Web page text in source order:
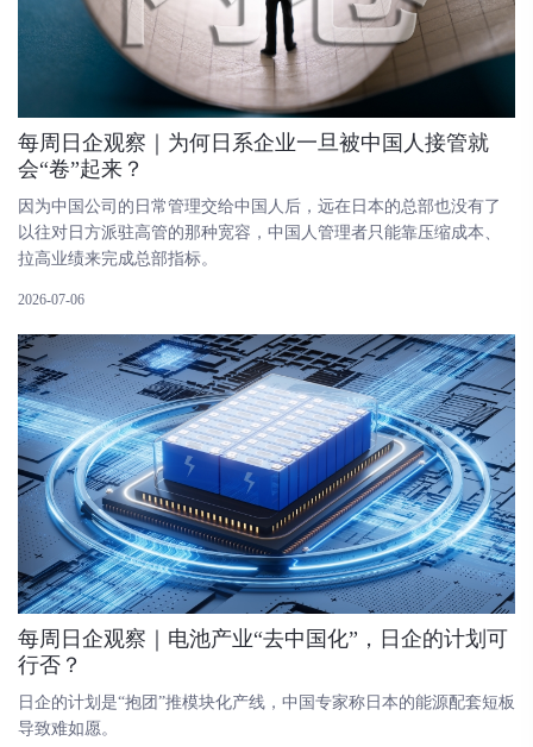
每周日企观察｜为何日系企业一旦被中国人接管就
会“卷”起来？
因为中国公司的日常管理交给中国人后，远在日本的总部也没有了
以往对日方派驻高管的那种宽容，中国人管理者只能靠压缩成本、
拉高业绩来完成总部指标。
2026-07-06
每周日企观察｜电池产业“去中国化”，日企的计划可
行否？
日企的计划是“抱团”推模块化产线，中国专家称日本的能源配套短板
导致难如愿。